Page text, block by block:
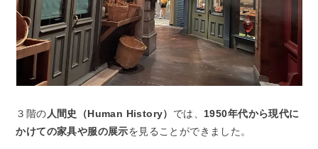
３階の人間史（Human History） では、1950年代から現代に
かけての家具や服の展示を見ることができました。